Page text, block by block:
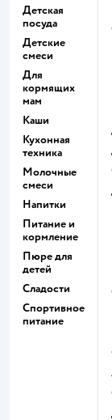
Детская
посуда
Детские
смеси
Для
кормящих
мам
Каши
Кухонная
техника
Молочные
смеси
Напитки
Питание и
кормление
Пюре для
детей
Сладости
Спортивное
питание